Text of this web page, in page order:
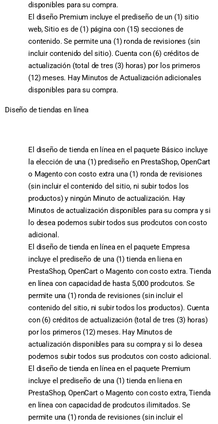
disponibles para su compra.
El diseño Premium incluye el prediseño de un (1) sitio
web, Sitio es de (1) página con (15) secciones de
contenido. Se permite una (1) ronda de revisiones (sin
incluir contenido del sitio). Cuenta con (6) créditos de
actualización (total de tres (3) horas) por los primeros
(12) meses. Hay Minutos de Actualización adicionales
disponibles para su compra.
Diseño de tiendas en línea
El diseño de tienda en línea en el paquete Básico incluye
la elección de una (1) prediseño en PrestaShop, OpenCart
o Magento con costo extra una (1) ronda de revisiones
(sin incluir el contenido del sitio, ni subir todos los
productos) y ningún Minuto de actualización. Hay
Minutos de actualización disponibles para su compra y si
lo desea podemos subir todos sus prodcutos con costo
adicional.
El diseño de tienda en línea en el paquete Empresa
incluye el prediseño de una (1) tienda en liena en
PrestaShop, OpenCart o Magento con costo extra. Tienda
en línea con capacidad de hasta 5,000 prodcutos. Se
permite una (1) ronda de revisiones (sin incluir el
contenido del sitio, ni subir todos los productos). Cuenta
con (6) créditos de actualización (total de tres (3) horas)
por los primeros (12) meses. Hay Minutos de
actualización disponibles para su compra y si lo desea
podemos subir todos sus prodcutos con costo adicional.
El diseño de tienda en línea en el paquete Premium
incluye el prediseño de una (1) tienda en liena en
PrestaShop, OpenCart o Magento con costo extra, Tienda
en línea con capacidad de prodcutos ilimitados. Se
permite una (1) ronda de revisiones (sin incluir el